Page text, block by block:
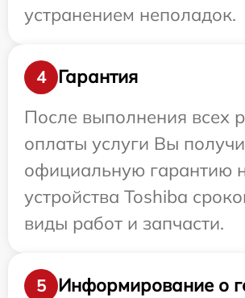
устранением неполадок.
4
Гарантия
После выполнения всех
оплаты услуги Вы
официальную гарантию
устройства Toshiba
виды работ и запчасти.
5 Информирование о